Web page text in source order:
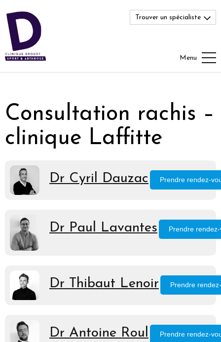
Trouver un spécialiste
Menu
Consultation rachis –
clinique Laffitte
Dr Cyril Dauzac Prendre rendez-
Dr Paul Lavantes Prendre
Dr Thibaut Lenoir Prendre
Dr Antoine Roul Prendre rendez-